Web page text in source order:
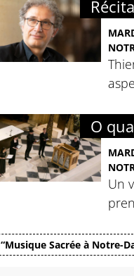
O
Un
“Musique Sacrée à Notre-